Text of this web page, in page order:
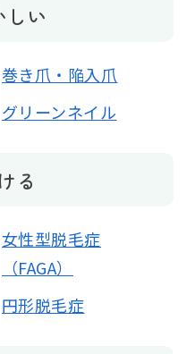
しい
巻き爪・陥入爪
グリーンネイル
る
女性型脱毛症
（FAGA）
円形脱毛症